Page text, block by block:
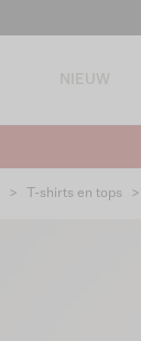
NIEUW
> T-shirts en tops >